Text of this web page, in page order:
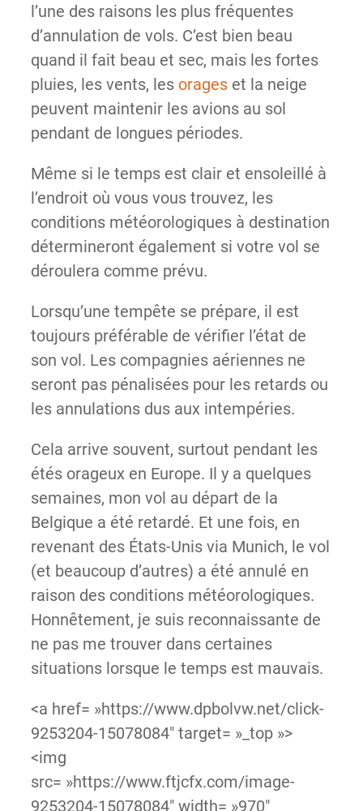
l’une des raisons les plus fréquentes
d’annulation de vols. C’est bien beau
quand il fait beau et sec, mais les fortes
pluies, les vents, les orageset la neige
peuvent maintenir les avions au sol
pendant de longues périodes.
Même si le temps est clair et ensoleillé à
l’endroit où vous vous trouvez, les
conditions météorologiques à destination
détermineront également si votre vol se
déroulera comme prévu.
Lorsqu’une tempête se prépare, il est
toujours préférable de vérifier l’état de
son vol. Les compagnies aériennes ne
seront pas pénalisées pour les retards ou
les annulations dus aux intempéries.
Cela arrive souvent, surtout pendant les
étés orageux en Europe. Il y a quelques
semaines, mon vol au départ de la
Belgique a été retardé. Et une fois, en
revenant des États-Unis via Munich, le vol
(et beaucoup d’autres) a été annulé en
raison des conditions météorologiques.
Honnêtement, je suis reconnaissante de
ne pas me trouver dans certaines
situations lorsque le temps est mauvais.
<a href= »https://www.dpbolvw.net/click-
9253204-15078084″ target= »_top »>
<img
src= »https://www.ftjcfx.com/image-
9253204-15078084″ width= »970″